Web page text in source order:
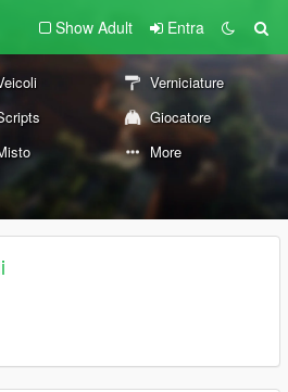
Show Adult Entra
Verniciature
Giocatore
More